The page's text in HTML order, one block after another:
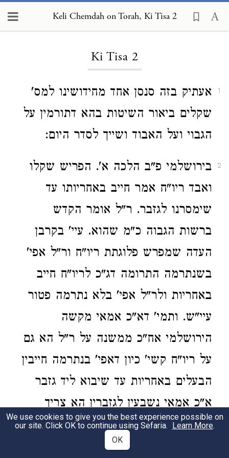
Keli Chemdah on Torah, Ki Tisa 2
Ki Tisa 2
1
אעתיק בזה סנסן אחד מחידושינו למס'
שקלים ביאור השיטות בהא דתורמין על
הגבוי ועל האבוד ושייך לסדר היום:
2
בירושלמי פ"ב הלכה א'. הפריש שקלו
ואבד ריו"ח אמר חייב באחריותו עד
שימסרנו לגזבר. ר"ל אומר הקדש
ברשות הגבוה כ"מ שהוא. עיי' בקרבן
העדה שמפרש פלוגתת ריו"ח ור"ל אפי'
בשנתרמה התרומה דג"כ לריו"ח חייב
באחריות ולר"ל אפי' בלא נתרמה פטור
עיי"ש. ותמי' דא"כ אמאי מקשה
הירושלמי אח"כ ממשנה על ר"ל הא גם
על ריו"ח קשי' כיון דאפי' בנתרמה חייבין
הבעלים באחריות עד שיבוא ליד גזבר
א"כ אמאי נשבעין לגזברין הא צריך
להיות נשבעין לבני העיר והנה הר"מ ז"ל
בפ"ב משקלים שכתב סתמא הפריש
We use cookies to give you the best experience possible on
our site. Click OK to continue using Sefaria. Learn More.
OK